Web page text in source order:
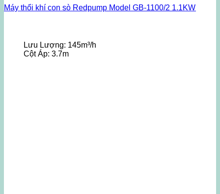
Máy thổi khí con sò Redpump Model GB-1100/2 1.1KW
Lưu Lượng: 145m³/h
Cột Áp: 3.7m